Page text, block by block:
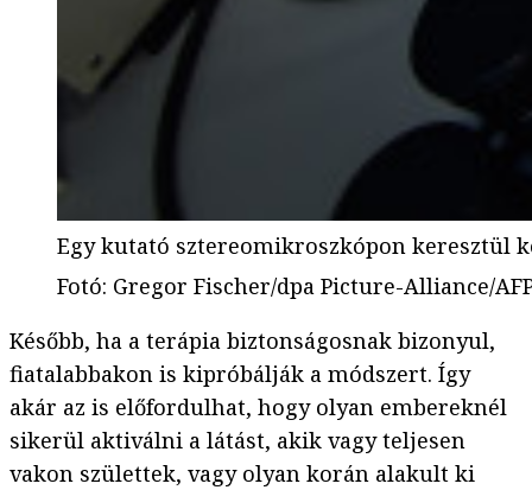
Egy kutató sztereomikroszkópon keresztül
Fotó: Gregor Fischer/dpa Picture-Alliance/
Később, ha a terápia biztonságosnak bizonyul,
fiatalabbakon is kipróbálják a módszert. Így
akár az is előfordulhat, hogy olyan embereknél
sikerül aktiválni a látást, akik vagy teljesen
vakon születtek, vagy olyan korán alakult ki